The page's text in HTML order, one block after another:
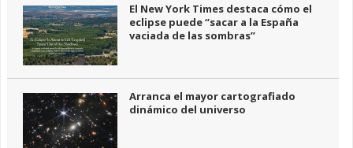
El New York Times destaca cómo el
eclipse puede “sacar a la España
vaciada de las sombras”
Arranca el mayor cartografiado
dinámico del universo